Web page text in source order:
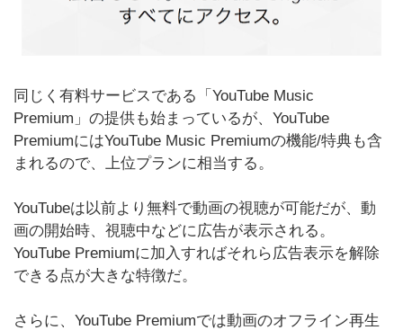
同じく有料サービスである「YouTube Music
Premium」の提供も始まっているが、YouTube
PremiumにはYouTube Music Premiumの機能/特典も含
まれるので、上位プランに相当する。
YouTubeは以前より無料で動画の視聴が可能だが、動
画の開始時、視聴中などに広告が表示される。
YouTube Premiumに加入すればそれら広告表示を解除
できる点が大きな特徴だ。
さらに、YouTube Premiumでは動画のオフライン再生